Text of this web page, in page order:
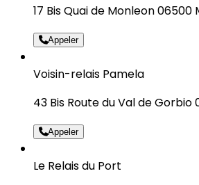
17 Bis Quai de Monleon 06500
Appeler
Voisin-relais Pamela
43 Bis Route du Val de
Appeler
Le Relais du Port